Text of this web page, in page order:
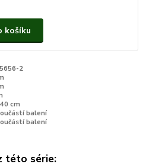
košíku
2
cm
balení
balení
této série: